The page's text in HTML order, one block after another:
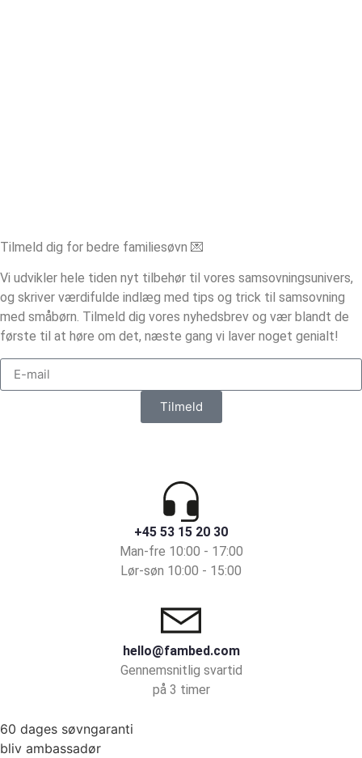
Tilmeld dig for bedre familiesøvn 💌
Vi udvikler hele tiden nyt tilbehør til vores samsovningsunivers,
og skriver værdifulde indlæg med tips og trick til samsovning
med småbørn. Tilmeld dig vores nyhedsbrev og vær blandt de
første til at høre om det, næste gang vi laver noget genialt!
Tilmeld
+45 53 15 20 30
Man-fre 10:00 - 17:00
Lør-søn 10:00 - 15:00
hello@fambed.com
Gennemsnitlig svartid
på 3 timer
60 dages søvngaranti
bliv ambassadør